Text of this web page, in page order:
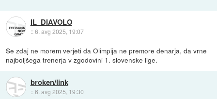
IL_DIAVOLO
::6. avg 2025, 19:07
Se zdaj ne morem verjeti da Olimpija ne premore denarja, da vrne
najboljšega trenerja v zgodovini 1. slovenske lige.
broken/link
::6. avg 2025, 19:30